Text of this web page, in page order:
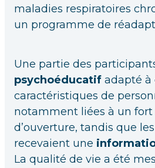
maladies respiratoires
un programme de
Une partie des
psychoéducatif adapté à
caractéristiques de
notamment liées à un fort
d’ouverture, tandis que
recevaient une
La qualité de vie a été